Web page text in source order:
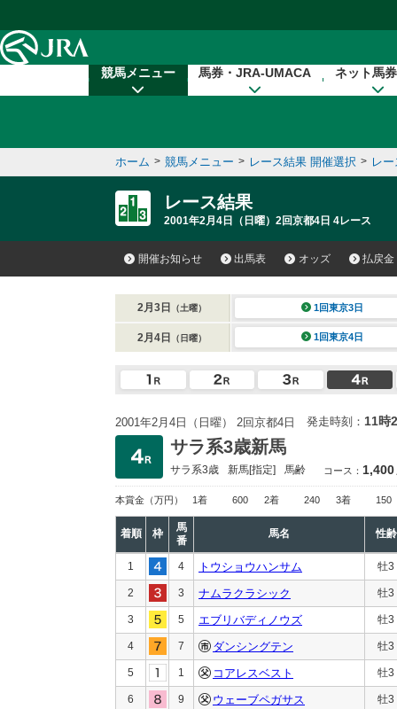
競馬メニュー 馬券・JRA-UMACA ネット馬
ホーム > 競馬メニュー > レース結果 開催選択 > レ
レース結果
2001年2月4日（日曜）2回京都4日 4レース
開催お知らせ 出馬表 オッズ 払戻金
2月3日 （土曜） 1回東京3日
2月4日 （日曜） 1回東京4日
2001年2月4日（日曜） 2回京都4日 発走時刻： 11時
サラ系3歳新馬
サラ系3歳 新馬[指定] 馬齢 コース： 1,400
本賞金 （万円） 1着 600 2着 240 3着 150
着順 枠
馬
番
馬名 性齢
1 4 トウショウハンサム 牡3
2 3 ナムラクラシック 牡3
3 5 エブリバディノウズ 牡3
4 7 ダンシングテン 牡3
5 1 コアレスベスト 牡3
6 9 ウェーブペガサス 牡3